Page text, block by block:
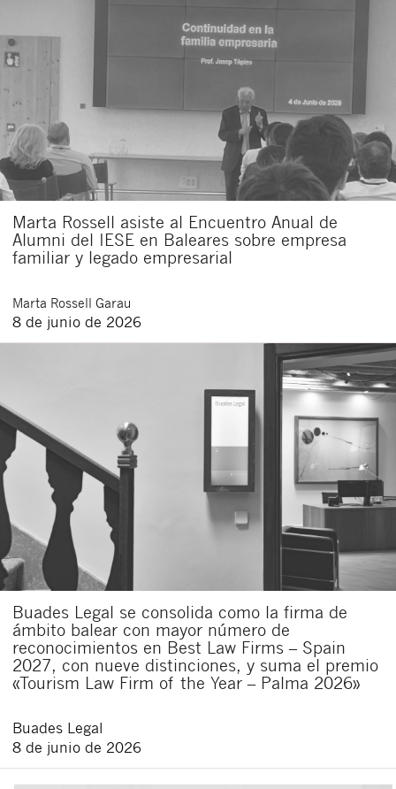
Marta Rossell asiste al Encuentro Anual de
Alumni del IESE en Baleares sobre empresa
familiar y legado empresarial
Marta Rossell Garau
8 de junio de 2026
Buades Legal se consolida como la firma de
ámbito balear con mayor número de
reconocimientos en Best Law Firms – Spain
2027, con nueve distinciones, y suma el premio
«Tourism Law Firm of the Year – Palma 2026»
Buades Legal
8 de junio de 2026